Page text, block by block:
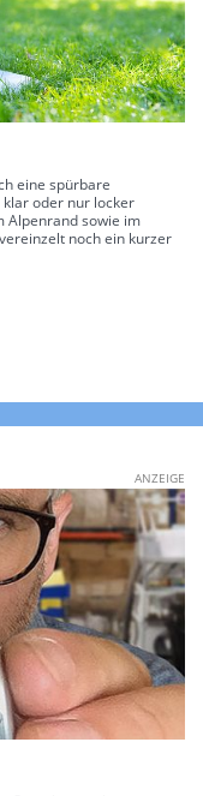
eine spürbare
oder nur locker
Alpenrand sowie im
noch ein kurzer
ANZEIGE